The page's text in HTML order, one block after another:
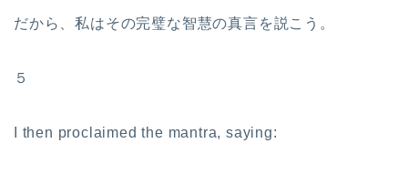
だから、私はその完璧な智慧の真言を説こう。
５
I then proclaimed the mantra, saying: